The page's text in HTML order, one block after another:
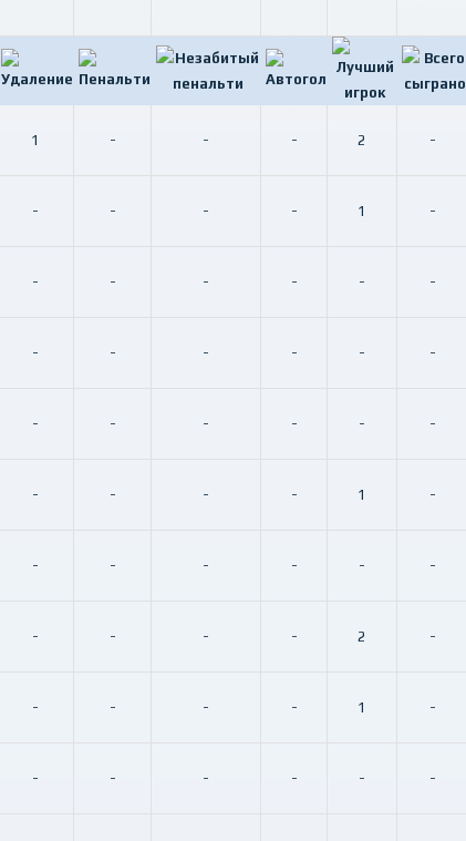
1 - - - 2 -
- - - - 1 -
- - - - - -
- - - - - -
- - - - - -
- - - - 1 -
- - - - - -
- - - - 2 -
- - - - 1 -
- - - - - -